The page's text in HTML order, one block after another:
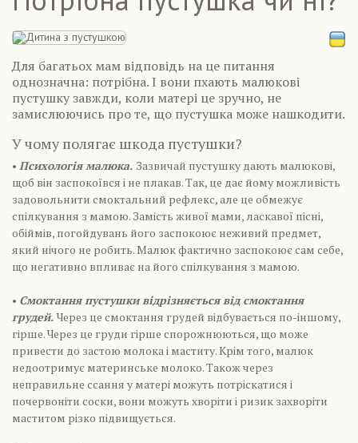
Для багатьох мам відповідь на це питання
однозначна: потрібна. І вони пхають малюкові
пустушку завжди, коли матері це зручно, не
замислюючись про те, що пустушка може нашкодити.
У чому полягає шкода пустушки?
• Психологія малюка. Зазвичай пустушку дають малюкові,
щоб він заспокоївся і не плакав. Так, це дає йому можливість
задовольнити смоктальний рефлекс, але це обмежує
спілкування з мамою. Замість живої мами, ласкавої пісні,
обіймів, погойдувань його заспокоює неживий предмет,
який нічого не робить. Малюк фактично заспокоює сам себе,
що негативно впливає на його спілкування з мамою.
• Смоктання пустушки відрізняється від смоктання
грудей. Через це смоктання грудей відбувається по-іншому,
гірше. Через це груди гірше спорожнюються, що може
привести до застою молока і маститу. Крім того, малюк
недоотримує материнське молоко. Також через
неправильне ссання у матері можуть потріскатися і
почервоніти соски, вони можуть хворіти і ризик захворіти
маститом різко підвищується.